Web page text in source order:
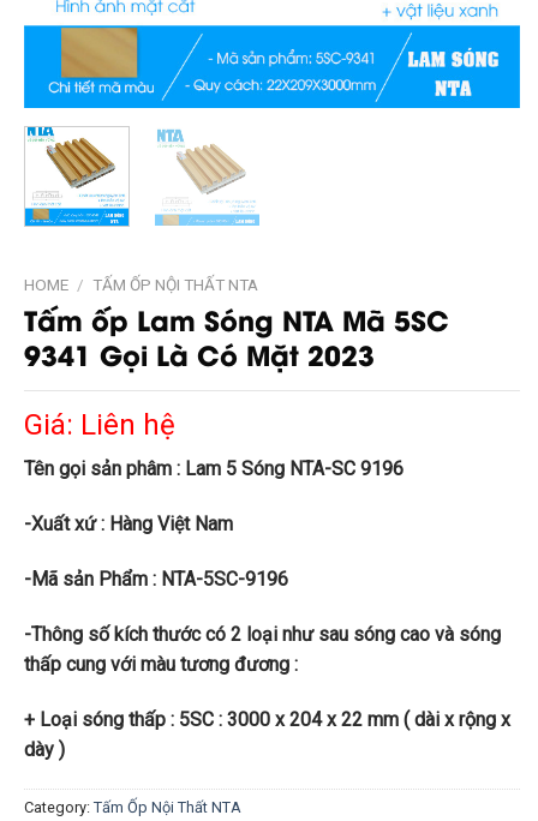
HOME / TẤM ỐP NỘI THẤT NTA
Tấm ốp Lam Sóng NTA Mã 5SC
9341 Gọi Là Có Mặt 2023
Giá: Liên hệ
Tên gọi sản phâm : Lam 5 Sóng NTA-SC 9196
-Xuất xứ : Hàng Việt Nam
-Mã sản Phẩm : NTA-5SC-9196
-Thông số kích thước có 2 loại như sau sóng cao và sóng
thấp cung với màu tương đương :
+ Loại sóng thấp : 5SC : 3000 x 204 x 22 mm ( dài x rộng x
dày )
Category: Tấm Ốp Nội Thất NTA